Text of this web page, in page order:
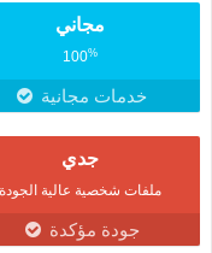
مجاني
100%
خدمات مجانية
جدي
ملفات شخصية عالية الجودة
جودة مؤكدة